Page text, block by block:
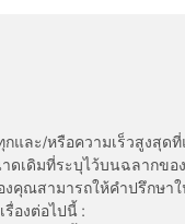
และ/หรือความเร็วสูงสุด
ดเดิมที่ระบุไว้บนฉลากขอ
คุณสามารถให้คำปรึกษา
รื่องต่อไปนี้ :